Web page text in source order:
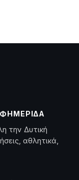
την Δυτική
αθλητικά,